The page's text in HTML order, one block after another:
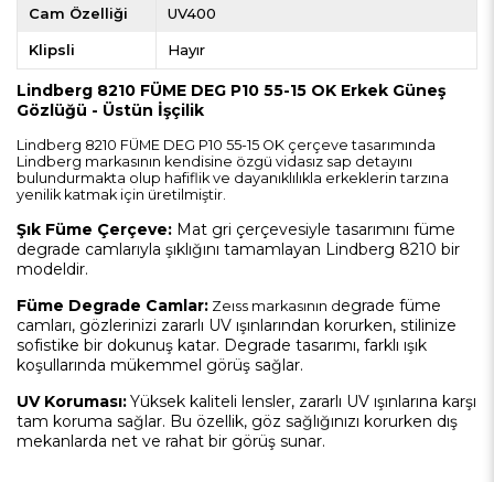
Cam Özelliği UV400
Klipsli Hayır
Lindberg 8210 FÜME DEG P10 55-15 OK Erkek Güneş
Gözlüğü - Üstün İşçilik
Lindberg 8210 FÜME DEG P10 55-15 OK çerçeve tasarımında
Lindberg markasının kendisine özgü vidasız sap detayını
bulundurmakta olup hafiflik ve dayanıklılıkla erkeklerin tarzına
yenilik katmak için üretilmiştir.
Şık Füme Çerçeve: Mat gri çerçevesiyle tasarımını füme
degrade camlarıyla şıklığını tamamlayan Lindberg 8210 bir
modeldir.
Füme Degrade Camlar: Zeıss markasının degrade füme
camları, gözlerinizi zararlı UV ışınlarından korurken, stilinize
sofistike bir dokunuş katar. Degrade tasarımı, farklı ışık
koşullarında mükemmel görüş sağlar.
UV Koruması:Yüksek kaliteli lensler, zararlı UV ışınlarına karşı
tam koruma sağlar. Bu özellik, göz sağlığınızı korurken dış
mekanlarda net ve rahat bir görüş sunar.